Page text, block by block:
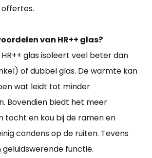
van HR++ glas?
glas isoleert veel beter dan
of dubbel glas. De warmte kan
wat leidt tot minder
Bovendien biedt het meer
tocht en kou bij de ramen en
condens op de ruiten. Tevens
functie.